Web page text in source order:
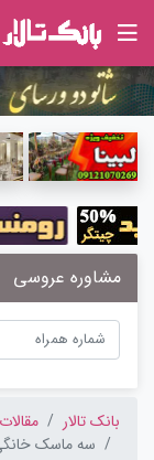
مشاوره عروسی
بانک تالار مقالات
سه ماسک